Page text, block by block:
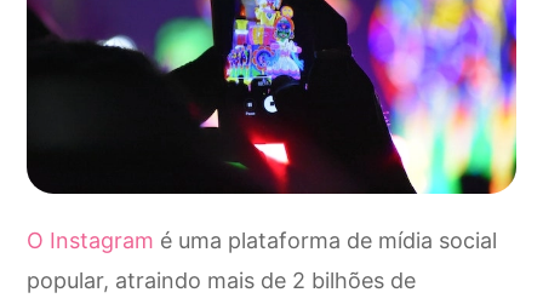
O Instagram é uma plataforma de mídia social
popular, atraindo mais de 2 bilhões de